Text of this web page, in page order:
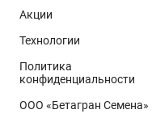
В действенности
Калинин убедился,
компаниях.
к импортной
сравнения
Акции
Технологии
Политика
конфиденциальности
ООО «Бетагран Семена»